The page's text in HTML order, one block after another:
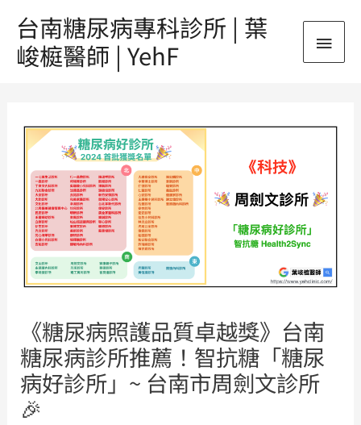
台南糖尿病專科診所 | 葉
峻榳醫師 | YehF
主
要
《糖尿病照護品質卓越獎》台南
糖尿病診所推薦！智抗糖「糖尿
病好診所」~ 台南市周劍文診所
🎉